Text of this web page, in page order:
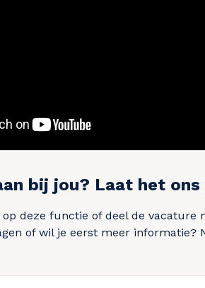
bij jou? Laat het
deze functie of deel de vacature
of wil je eerst meer informatie?